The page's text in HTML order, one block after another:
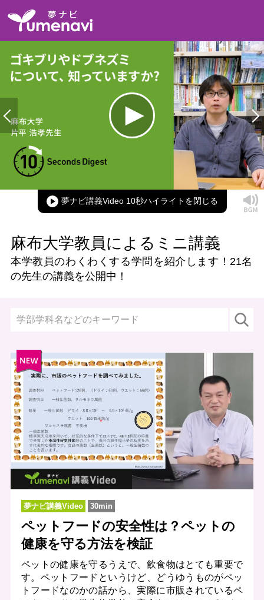
Time
Picture-
in-
Picture
夢ナビ講義Video 10秒ハイライト
麻布大学教員によるミニ講義
本学教員のわくわくする学問を紹介します！ 21名
の先生の講義を公開中！
夢ナビ講義Video 30min
ペットフードの安全性は？ペットの
健康を守る方法を検証
ペットの健康を守るうえで、飲食物はとても重要で
す。ペットフードというけど、どうゆうものがペッ
トフードなのかの話から、実際に市販されているペ